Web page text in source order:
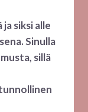
siksi alle
Sinulla
sillä